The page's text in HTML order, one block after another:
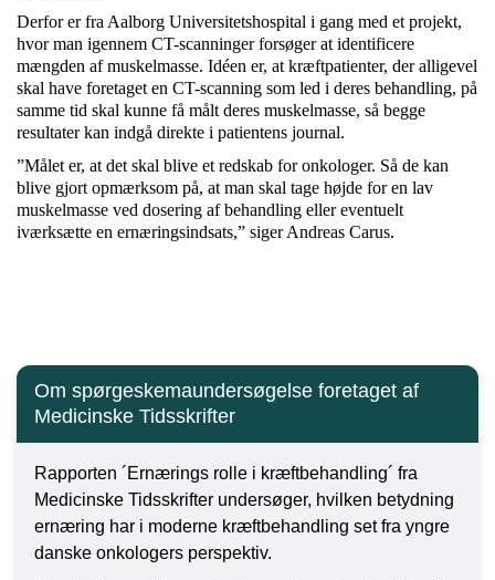
Derfor er fra Aalborg Universitetshospital i gang med et projekt,
hvor man igennem CT-scanninger forsøger at identificere
mængden af muskelmasse. Idéen er, at kræftpatienter, der alligevel
skal have foretaget en CT-scanning som led i deres behandling, på
samme tid skal kunne få målt deres muskelmasse, så begge
resultater kan indgå direkte i patientens journal.
”Målet er, at det skal blive et redskab for onkologer. Så de kan
blive gjort opmærksom på, at man skal tage højde for en lav
muskelmasse ved dosering af behandling eller eventuelt
iværksætte en ernæringsindsats,” siger Andreas Carus.
Om spørgeskemaundersøgelse foretaget af
Medicinske Tidsskrifter
Rapporten ´Ernærings rolle i kræftbehandling´ fra
Medicinske Tidsskrifter undersøger, hvilken betydning
ernæring har i moderne kræftbehandling set fra yngre
danske onkologers perspektiv.